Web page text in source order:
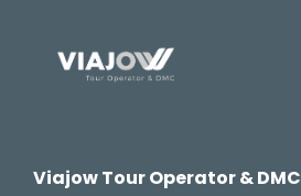
Viajow Tour Operator & DMC